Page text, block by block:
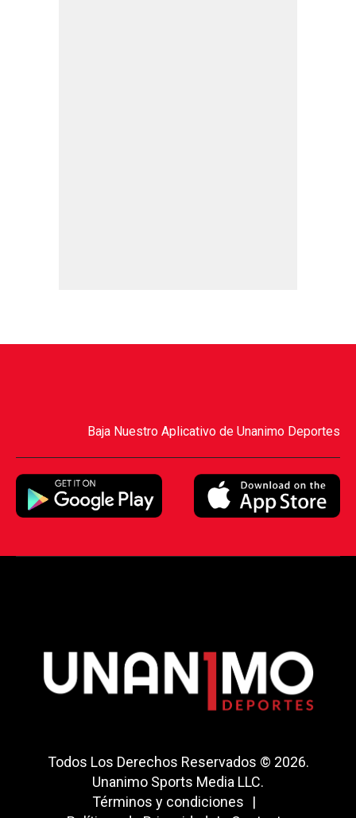
Baja Nuestro Aplicativo de Unanimo Deportes
Todos Los Derechos Reservados © 2026.
Unanimo Sports Media LLC.
Términos y condiciones